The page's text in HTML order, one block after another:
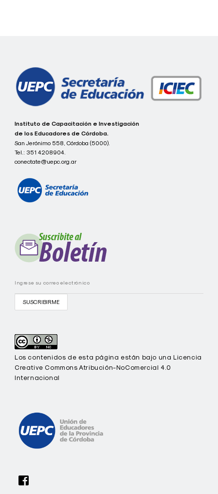
entradas
c
o
n
e
c
t
e
C
U
P
Instituto de Capacitación e Investigación
de los Educadores de Córdoba.
San Jerónimo 558, Córdoba (5000).
Tel.: 351 4208904.
conectate@uepc.org.ar
Los contenidos de esta página están bajo una Licencia
Creative Commons Atribución-NoComercial 4.0
Internacional